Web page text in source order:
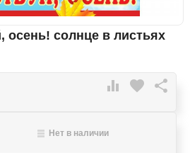
осень! солнце в листьях
 favorite 
Нет в наличии